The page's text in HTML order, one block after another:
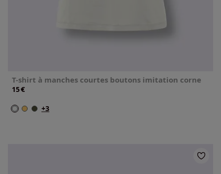
T-shirt à manches courtes boutons imitation corne
15€
+3